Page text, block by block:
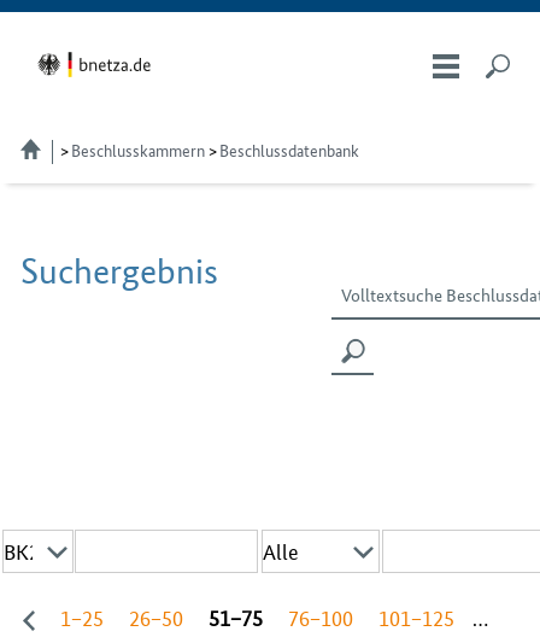
Beschlusskammern Beschlussdatenbank
Suchergebnis
1−25 26−50 51−75 76−100 101−125
…